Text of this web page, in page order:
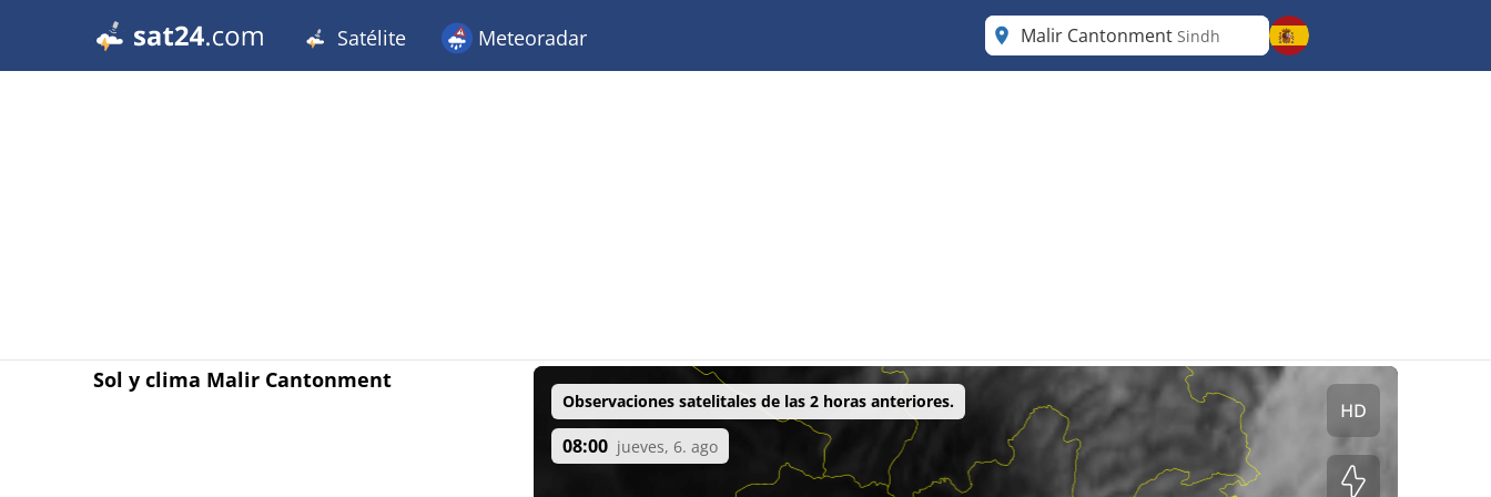
Satélite Meteoradar Malir Cantonment Sindh
Sol y clima Malir Cantonment
Observaciones satelitales de las 2 horas anteriores.
08:00 jueves, 6. ago